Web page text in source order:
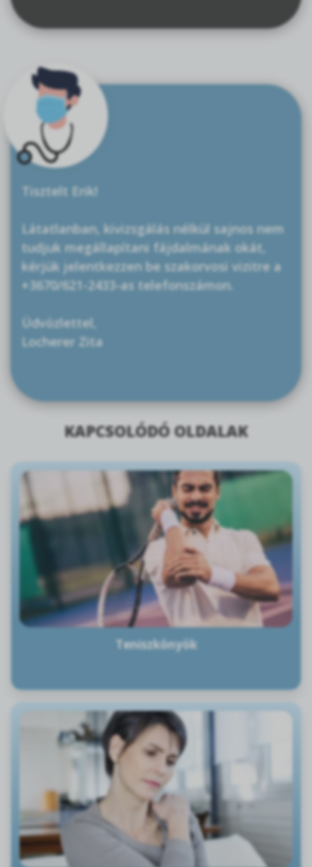
Tisztelt Erik!
Látatlanban, kivizsgálás nélkül sajnos nem
tudjuk megállapítani fájdalmának okát,
kérjük jelentkezzen be szakorvosi vizitre a
+3670/621-2433-as telefonszámon.
Üdvözlettel,
Locherer Zita
KAPCSOLÓDÓ OLDALAK
Teniszkönyök